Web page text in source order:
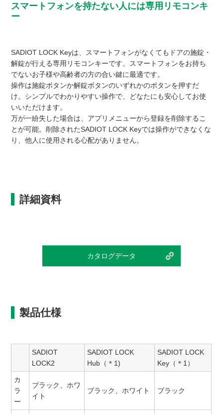
スマートフォンを持たない人には専用リモコンキ
ー
SADIOT LOCK Keyは、スマートフォンがなくてもドアの施錠・
解錠が行える専用リモコンキーです。スマートフォンをお持ち
でないお子様や高齢者の方の合い鍵に最適です。
操作は施錠ボタンか解錠ボタンのいずれかのボタンを押すだ
け。シンプルでわかりやすい操作で、どなたにも安心してお使
いいただけます。
万が一紛失した場合は、アプリメニューから登録を削除するこ
とが可能。削除されたSADIOT LOCK Keyでは操作ができなくな
り、他人に使用される心配がありません。
詳細資料
カタログデータ
製品仕様
SADIOT
LOCK2
SADIOT LOCK
Hub（＊1)
SADIOT LOCK
Key（＊1）
カ
ラ
ー
ブラック、ホワ
イト
ブラック、ホワイト ブラック